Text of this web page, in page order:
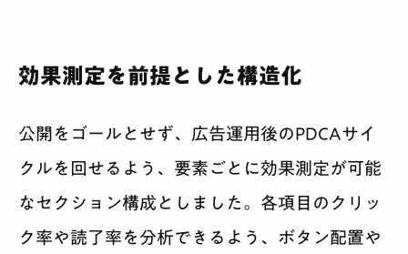
効果測定を前提とした構造化
公開をゴールとせず、広告運用後のPDCAサイ
クルを回せるよう、要素ごとに効果測定が可能
なセクション構成としました。各項目のクリッ
ク率や読了率を分析できるよう、ボタン配置や